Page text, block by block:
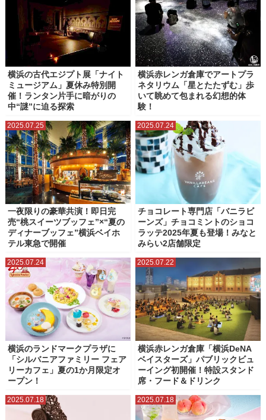
横浜の古代エジプト展「ナイト
ミュージアム」夏休み特別開
催！ランタン片手に暗がりの
中“謎”に迫る探索
横浜赤レンガ倉庫でアートプラ
ネタリウム「星とたたずむ」歩
いて眺めて包まれる幻想的体
験！
2025.07.25
一夜限りの豪華共演！即日完
売“桃スイーツブッフェ”×“夏の
ディナーブッフェ”横浜ベイホ
テル東急で開催
2025.07.24
チョコレート専門店「バニラビ
ーンズ」チョコミントのショコ
ラッテ2025年夏も登場！みなと
みらい2店舗限定
2025.07.24
横浜のランドマークプラザに
「シルバニアファミリー フェア
リーカフェ」夏の1か月限定オ
ープン！
2025.07.22
横浜赤レンガ倉庫「横浜DeNA
ベイスターズ」パブリックビュ
ーイング初開催！特設スタンド
席・フード＆ドリンク
2025.07.18 2025.07.18